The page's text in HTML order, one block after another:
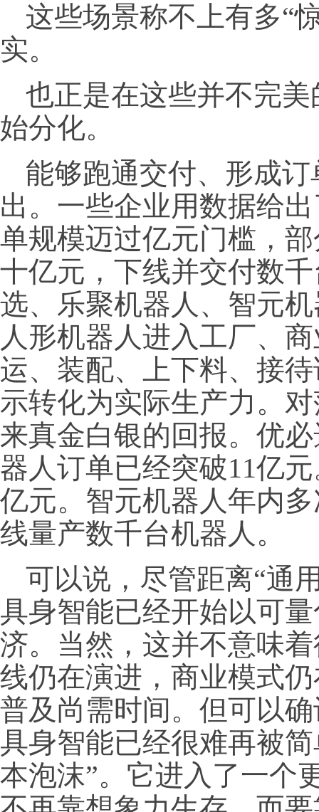
这些场景称不上有多“
实。
也正是在这些并不完
始分化。
能够跑通交付、形成
出。一些企业用数据给
单规模迈过亿元门槛，
十亿元，下线并交付数
选、乐聚机器人、智元
人形机器人进入工厂、
运、装配、上下料、接
示转化为实际生产力。
来真金白银的回报。优
器人订单已经突破11亿
亿元。智元机器人年内
线量产数千台机器人。
可以说，尽管距离“通
具身智能已经开始以可
济。当然，这并不意味
线仍在演进，商业模式
普及尚需时间。但可以
具身智能已经很难再被
本泡沫”。它进入了一个